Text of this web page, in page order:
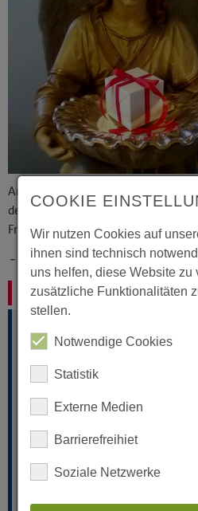
Angesicht leuchten über dir und sei
der Herr erhebe sein Angesicht
Frieden.
- 4. Mose 6, 24-26
Den Segen erbitten
Gott,
hinter mich gebracht,
wie viele Schritte
liegen noch vor mir?
Selten mache ich mir klar,
vor wie vielen Gefahren
du mich schon behütet hast
Nichts war selbstverständlich.
Dir vertraue ich mich an,
COOKIE
Wir nutzen Cookies auf
ihnen sind technisch
uns helfen, diese Website zu
zusätzliche Funktionalitäten
stellen.
Notwendige Cookies
Statistik
Externe Medien
Barrierefreihiet
Soziale Netzwerke